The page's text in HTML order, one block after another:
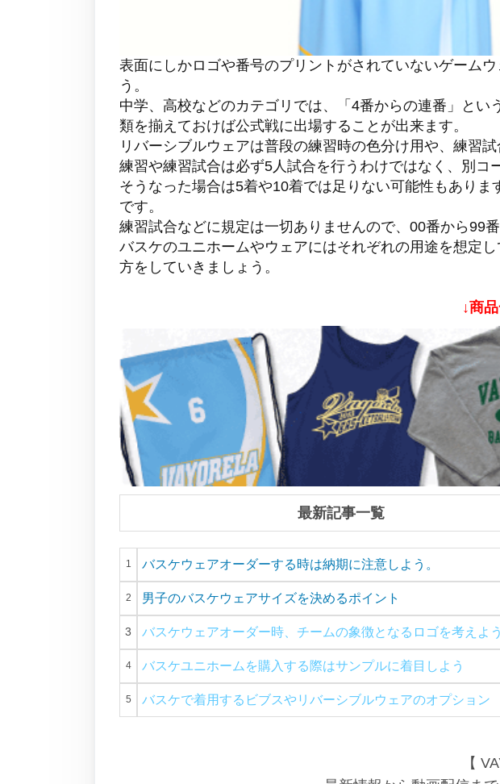
表面にしかロゴや番号のプリントがされていないゲーム
う。
中学、高校などのカテゴリでは、「4番からの連番」と
類を揃えておけば公式戦に出場することが出来ます。
リバーシブルウェアは普段の練習時の色分け用や、練習
練習や練習試合は必ず5人試合を行うわけではなく、別コ
そうなった場合は5着や10着では足りない可能性もあり
です。
練習試合などに規定は一切ありませんので、00番から99
バスケのユニホームやウェアにはそれぞれの用途を想定
方をしていきましょう。
↓商
最新記事一覧
1 バスケウェアオーダーする時は納期に注意しよう。
2 男子のバスケウェアサイズを決めるポイント
3 バスケウェアオーダー時、チームの象徴となるロゴを考えよう
4 バスケユニホームを購入する際はサンプルに着目しよう
5 バスケで着用するビブスやリバーシブルウェアのオプション
【